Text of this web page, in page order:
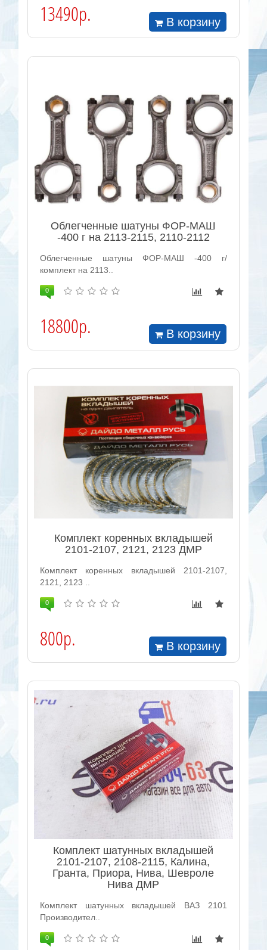
13490р. В корзину
Облегченные шатуны ФОР-МАШ
-400 г на 2113-2115, 2110-2112
Облегченные шатуны ФОР-МАШ -400 г/
комплект на 2113..
0
18800р. В корзину
Комплект коренных вкладышей
2101-2107, 2121, 2123 ДМР
Комплект коренных вкладышей 2101-2107,
2121, 2123 ..
0
800р. В корзину
Комплект шатунных вкладышей
2101-2107, 2108-2115, Калина,
Гранта, Приора, Нива, Шевроле
Нива ДМР
Комплект шатунных вкладышей ВАЗ 2101
Производител..
0